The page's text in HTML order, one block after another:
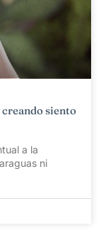
creando siento
a la
ni